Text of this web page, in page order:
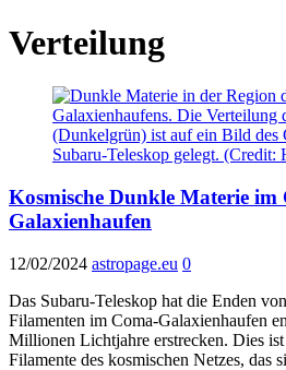
Verteilung
Kosmische Dunkle Materie im
Galaxienhaufen
12/02/2024 astropage.eu 0
Das Subaru-Teleskop hat die Enden
Filamenten im Coma-Galaxienhaufen
Millionen Lichtjahre erstrecken. Dies ist
Filamente des kosmischen Netzes, das